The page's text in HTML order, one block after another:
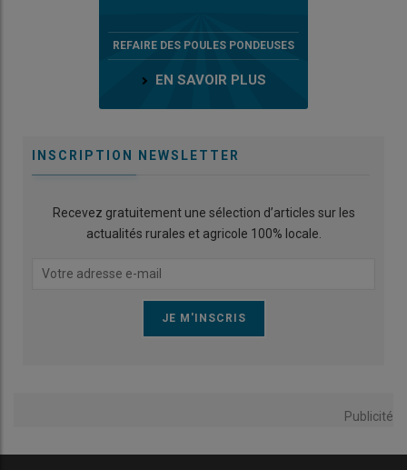
REFAIRE DES POULES PONDEUSES
EN SAVOIR PLUS
INSCRIPTION NEWSLETTER
Recevez gratuitement une sélection d’articles sur les
actualités rurales et agricole 100% locale.
Publicité